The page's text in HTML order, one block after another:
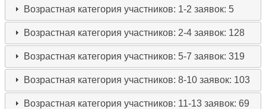
Возрастная категория участников: 1-2заявок: 5
Возрастная категория участников: 2-4заявок: 128
Возрастная категория участников: 5-7заявок: 319
Возрастная категория участников: 8-10заявок: 103
Возрастная категория участников: 11-13заявок: 69